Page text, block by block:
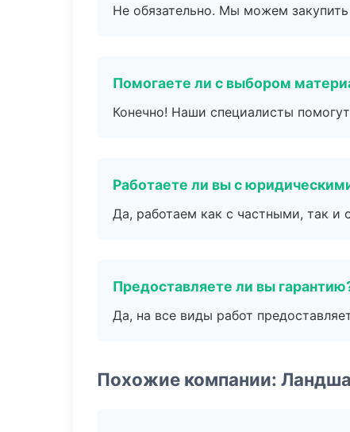
Не обязательно. Мы можем
Помогаете ли с выбором
Конечно! Наши специалисты
Работаете ли вы с
Да, работаем как с частными, так
Предоставляете ли вы
Да, на все виды работ
Похожие компании: